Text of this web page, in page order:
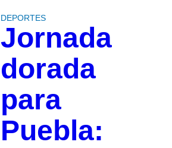
DEPORTES
Jornada
dorada
para
Puebla: